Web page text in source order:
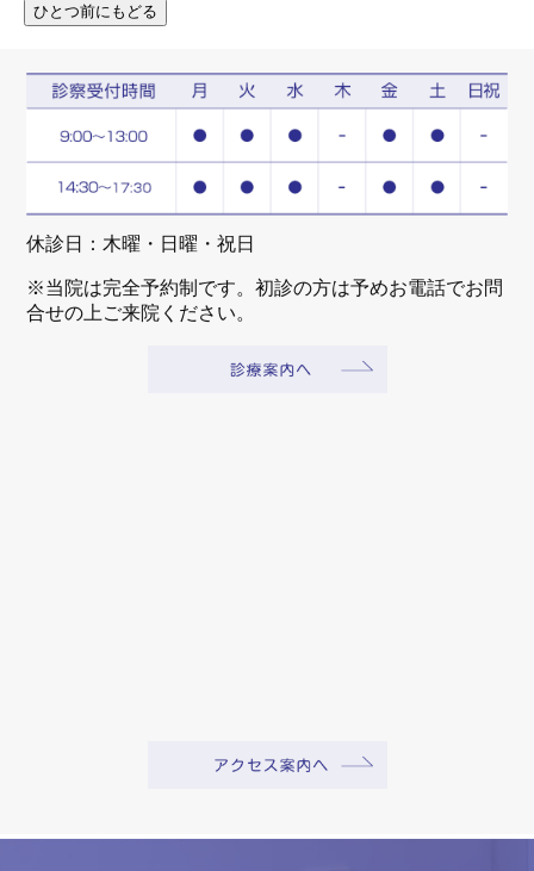
休診日：木曜・日曜・祝日
※当院は完全予約制です。初診の方は予めお電話でお問
合せの上ご来院ください。